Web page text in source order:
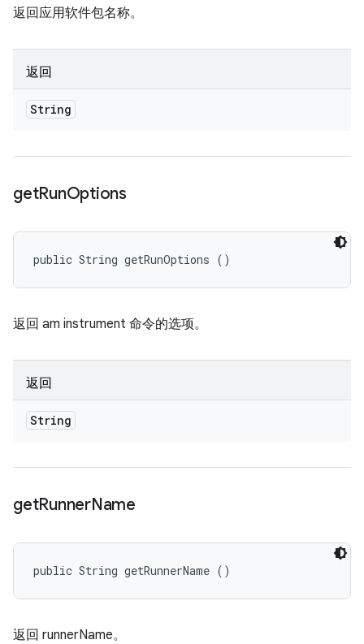
返回应用软件包名称。
返回
String
getRunOptions
public String getRunOptions ()
返回 am instrument 命令的选项。
返回
String
getRunnerName
public String getRunnerName ()
返回 runnerName。